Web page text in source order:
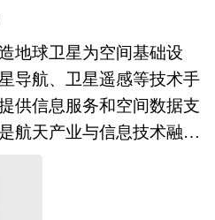
无人机产品生产企业、经
拟进入该行业的投资者具
研究我国无人机行业发展
率、促进企业的发展壮大
。
准确地为您从行业的整体
您全面、准确地把握整个
向和发展趋势。 本报告
车消费品行业的发展轨迹
国汽车消费品行业的内外
产业链发展状况、市场供
、发展趋势、机会风险、
、财产保护与社会秩序恢
平台，是现代公共安全体
本报告利用中研普华长
搜集的一手市场数据，同
商务部、国家发改委、国
提供的大量权威资料，采
模型，全面而准确地为您
携带高效灭火弹、超细干
上或横向蔓延，为内部救
该类无人机具备自主避
专网图传、多机协同作业
干扰等恶劣环境下的稳定
空管制与消防操作规范，
性。其机体结构通常采用
地球卫星为空间基础设
导航、卫星遥感等技术手
供信息服务和空间数据支
航天产业与信息技术融合
联网接入、位置导航授
气象服务、空间科学数据